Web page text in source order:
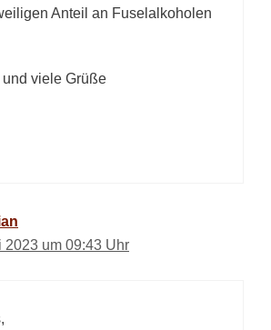
Anteil an Fuselalkoholen
viele Grüße
2023 um 09:43 Uhr